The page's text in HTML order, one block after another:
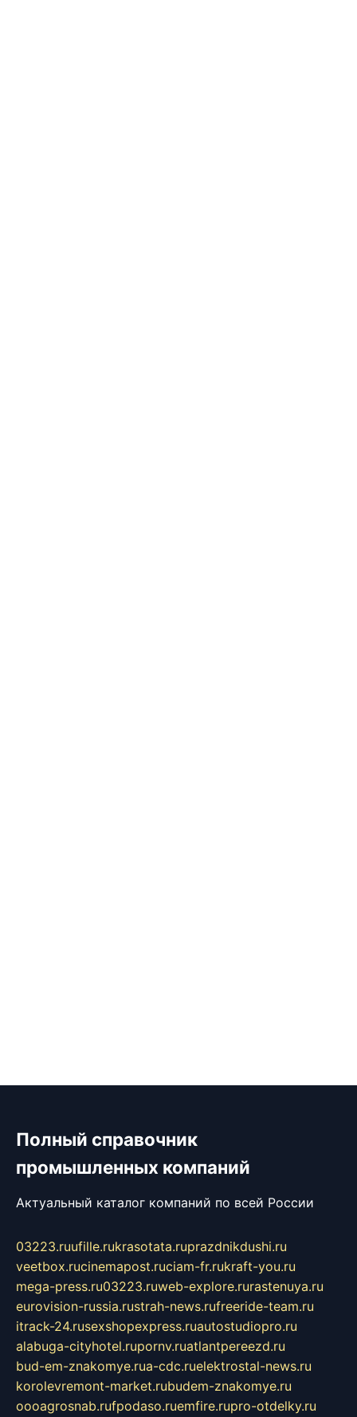
Полный справочник
промышленных компаний
Актуальный каталог компаний по всей России
03223.ruufille.rukrasotata.ruprazdnikdushi.ru
veetbox.rucinemapost.ruciam-fr.rukraft-you.ru
mega-press.ru03223.ruweb-explore.rurastenuya.ru
eurovision-russia.rustrah-news.rufreeride-team.ru
itrack-24.rusexshopexpress.ruautostudiopro.ru
alabuga-cityhotel.rupornv.ruatlantpereezd.ru
bud-em-znakomye.rua-cdc.ruelektrostal-news.ru
korolevremont-market.rubudem-znakomye.ru
oooagrosnab.rufpodaso.ruemfire.rupro-otdelky.ru